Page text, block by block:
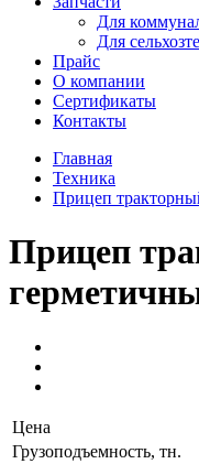
Для
Для
Прайс
О компании
Сертификаты
Контакты
Главная
Техника
Прицеп
Прицеп
Цена
Грузоподъемность, тн.